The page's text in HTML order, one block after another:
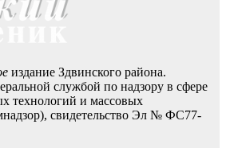
издание Здвинского района.
службой по надзору в сфере
технологий и массовых
свидетельство Эл № ФС77-